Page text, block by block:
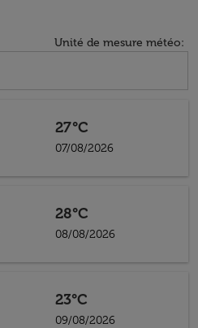
Unité de mesure météo:
27°C
07/08/2026
28°C
08/08/2026
23°C
09/08/2026